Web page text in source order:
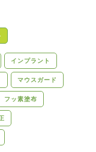
インプラント
マウスガード
フッ素塗布